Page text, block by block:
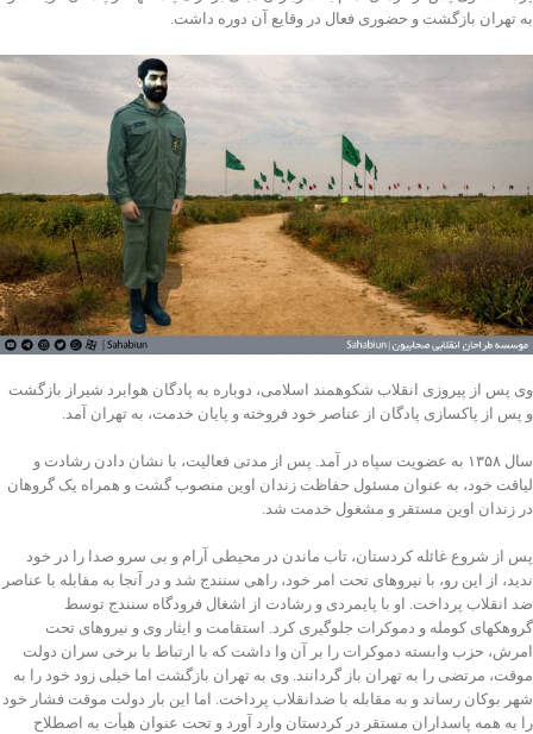
به تهران بازگشت و حضوری فعال در وقایع آن دوره داشت.
وی پس از پیروزی انقلاب شکوهمند اسلامی، دوباره به پادگان هوابرد شیراز بازگشت
و پس از پاکسازی پادگان از عناصر خود فروخته و پایان خدمت، به تهران آمد.
سال ۱۳۵۸ به عضویت سپاه در آمد. پس از مدتی فعالیت، با نشان دادن رشادت و
لیاقت خود، به عنوان مسئول حفاظت زندان اوین منصوب گشت و همراه یک گروهان
در زندان اوین مستقر و مشغول خدمت شد.
پس از شروع غائله کردستان، تاب ماندن در محیطی آرام و بی سرو صدا را در خود
ندید، از این رو، با نیروهای تحت امر خود، راهی سنندج شد و در آنجا به مقابله با عناصر
ضد انقلاب پرداخت. او با پایمردی و رشادت از اشغال فرودگاه سنندج توسط
گروهکهای کومله و دموکرات جلوگیری کرد. استقامت و ایثار وی و نیروهای تحت
امرش، حزب وابسته دموکرات را بر آن وا داشت که با ارتباط با برخی سران دولت
موقت، مرتضی را به تهران باز گردانند. وی به تهران بازگشت اما خیلی زود خود را به
شهر بوکان رساند و به مقابله با ضدانقلاب پرداخت. اما این بار دولت موقت فشار خود
را به همه پاسداران مستقر در کردستان وارد آورد و تحت عنوان هیأت به اصطلاح